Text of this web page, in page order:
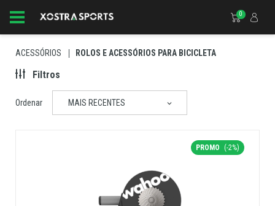
0
ACESSÓRIOS ROLOS E ACESSÓRIOS PARA BICICLETA
Filtros
Ordenar MAIS RECENTES
PROMO (-2%)